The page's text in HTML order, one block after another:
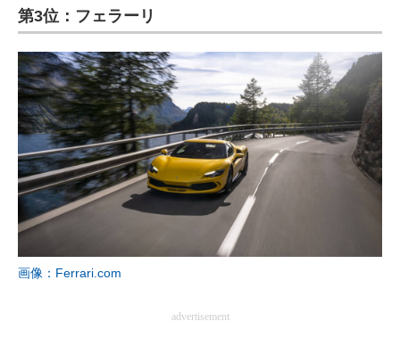
ITの今と未来を見通す
スマホと通信の最新トレンド
進化するPCとデバイスの未来
好きが集まる 比べて選べる
ビジネスと働き方のヒント
AI活用のいまが分かる
第3位：フェラーリ
画像：Ferrari.com
advertisement